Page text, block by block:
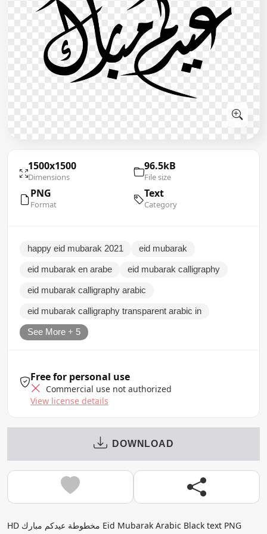
1500x1500
Dimensions
96.5kB
File size
PNG
Format
Text
Category
happy eid mubarak 2021 eid mubarak
eid mubarak en arabe eid mubarak calligraphy
eid mubarak calligraphy arabic
eid mubarak calligraphy transparent arabic in
See More + 5
Free for personal use
Commercial use not authorized
View license details
DOWNLOAD
HD مخطوطة عيدكم مبارك Eid Mubarak Arabic Black text PNG